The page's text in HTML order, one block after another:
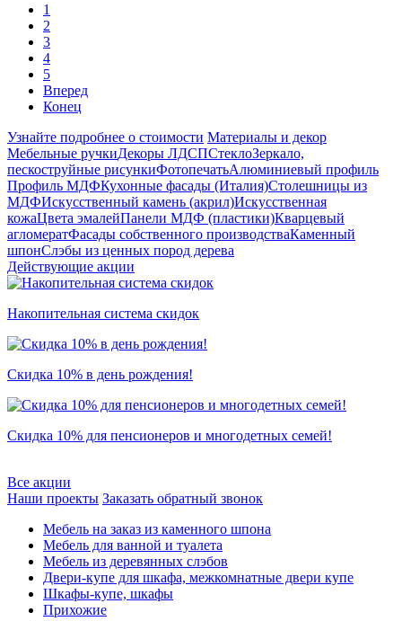
1
2
3
4
5
Вперед
Конец
Узнайте подробнее о стоимости Материалы и декор
Мебельные ручкиДекоры ЛДСПСтеклоЗеркало,
пескоструйные рисункиФотопечатьАлюминиевый профиль
Профиль МДФКухонные фасады (Италия)Столешницы из
МДФИскусственный камень (акрил)Искусственная
кожаЦвета эмалейПанели МДФ (пластики)Кварцевый
агломератФасады собственного производстваКаменный
шпонСлэбы из ценных пород дерева
Действующие акции
Накопительная система скидок
Скидка 10% в день рождения!
Скидка 10% для пенсионеров и многодетных семей!
Все акции
Наши проекты Заказать обратный звонок
Мебель на заказ из каменного шпона
Мебель для ванной и туалета
Мебель из деревянных слэбов
Двери-купе для шкафа, межкомнатные двери купе
Шкафы-купе, шкафы
Прихожие